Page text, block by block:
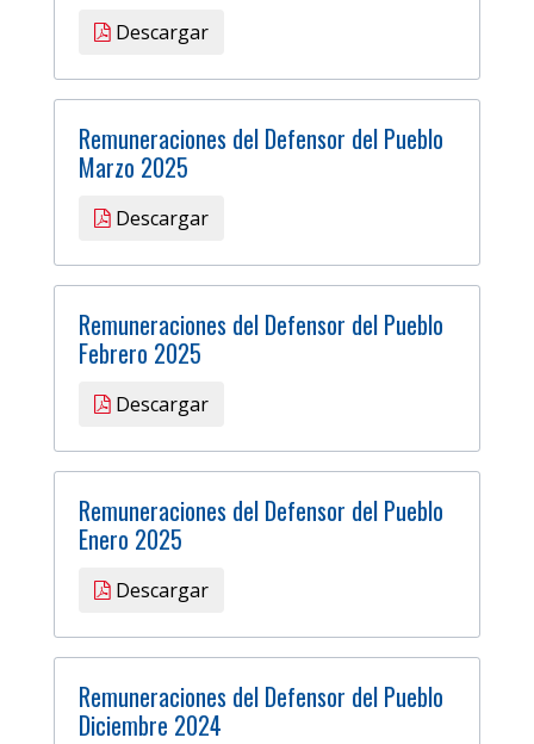
Descargar
Remuneraciones del Defensor del Pueblo
Marzo 2025
Descargar
Remuneraciones del Defensor del Pueblo
Febrero 2025
Descargar
Remuneraciones del Defensor del Pueblo
Enero 2025
Descargar
Remuneraciones del Defensor del Pueblo
Diciembre 2024